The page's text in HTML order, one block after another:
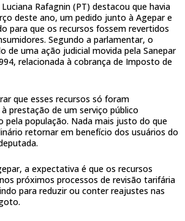
Rafagnin (PT) destacou que havia
deste ano, um pedido junto à Agepar e
para que os recursos fossem revertidos
Segundo a parlamentar, o
de uma ação judicial movida pela Sanepar
relacionada à cobrança de Imposto de
que esses recursos só foram
prestação de um serviço público
pela população. Nada mais justo do que
retornar em benefício dos usuários do
a expectativa é que os recursos
próximos processos de revisão tarifária
para reduzir ou conter reajustes nas